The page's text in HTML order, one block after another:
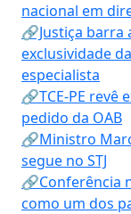
nacional em
🔗Justiça barra
exclusividade
especialista
🔗TCE-PE revê
pedido da OAB
🔗Ministro
segue no STJ
🔗Conferência
como um dos